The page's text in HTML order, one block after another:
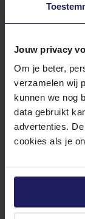
Jouw privacy
Om je beter,
verzamelen wij
kunnen we nog
data gebruikt
advertenties.
cookies als je
Meld je aan